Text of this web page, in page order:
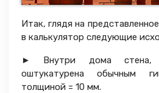
Итак, глядя на
в калькулятор следующие
► Внутри дома стена,
оштукатурена обычным
толщиной = 10 мм.